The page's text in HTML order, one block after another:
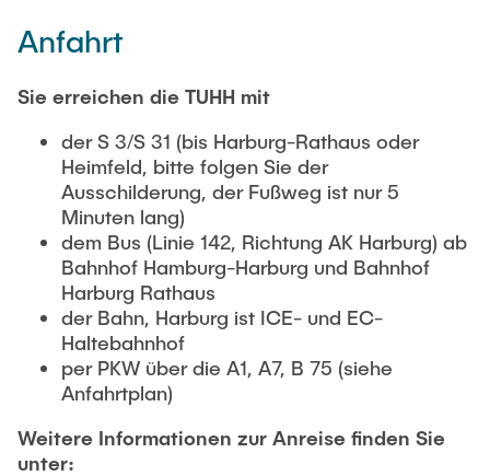
Anfahrt
Sie erreichen die TUHH mit
der S 3/S 31 (bis Harburg-Rathaus oder
Heimfeld, bitte folgen Sie der
Ausschilderung, der Fußweg ist nur 5
Minuten lang)
dem Bus (Linie 142, Richtung AK Harburg) ab
Bahnhof Hamburg-Harburg und Bahnhof
Harburg Rathaus
der Bahn, Harburg ist ICE- und EC-
Haltebahnhof
per PKW über die A1, A7, B 75 (siehe
Anfahrtplan)
Weitere Informationen zur Anreise finden Sie
unter: